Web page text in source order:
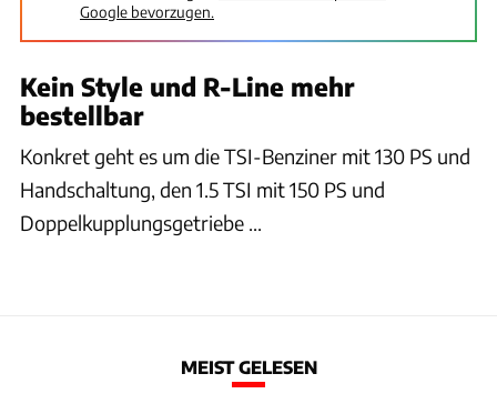
Google bevorzugen.
Kein Style und R-Line mehr
bestellbar
Konkret geht es um die TSI-Benziner mit 130 PS und
Handschaltung, den 1.5 TSI mit 150 PS und
Doppelkupplungsgetriebe ...
MEIST GELESEN